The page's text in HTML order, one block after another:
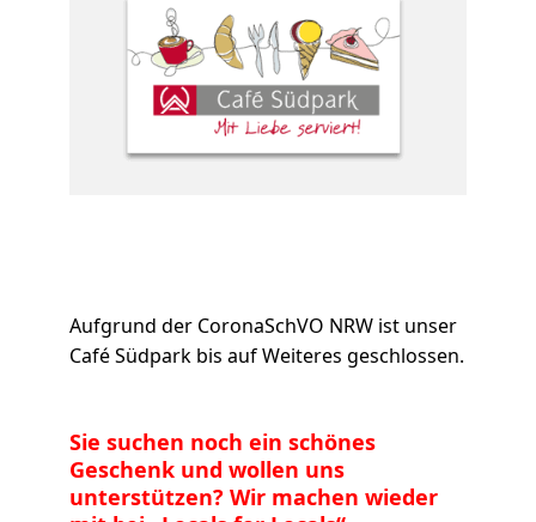
Aufgrund der CoronaSchVO NRW ist unser
Café Südpark bis auf Weiteres geschlossen.
Sie suchen noch ein schönes
Geschenk und wollen uns
unterstützen? Wir machen wieder